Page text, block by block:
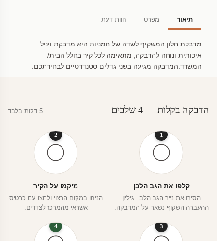
תיאור מפרט חוות דעת
מדבקת חלון המשקיף לשדה של חמניות היא מדבקת ויניל
איכותית ונוחה להדבקה, מתאימה לכל קיר בחלל הבית/
המשרד.המדבקה מגיעה בשני גדלים סטנדרטיים לבחירתכם.
הדבקה בקלות — 4 שלבים 5 דקות בלבד
1
קלפו את הגב הלבן
הסירו את נייר הגב הלבן. גיליון
ההעברה השקוף נשאר על המדבקה.
2
מיקמו על הקיר
הניחו במקום הרצוי ולחצו עם כרטיס
אשראי מהמרכז לצדדים.
3
4